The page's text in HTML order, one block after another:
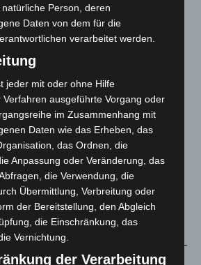
166 Trunkenheitsfahrten bei
Air 2026: Französische Oper im
starten souveräne Cloud-
für Europa
Person, deren
Daten von dem für die
verarbeitet werden.
jeder mit oder ohne Hilfe
ausgeführte Vorgang oder
im Zusammenhang mit
Daten wie das Erheben, das
das Ordnen, die
Anpassung oder Veränderung, das
die Verwendung, die
Übermittlung, Verbreitung oder
der Bereitstellung, den Abgleich
die Einschränkung, das
Vernichtung.
der Verarbeitung